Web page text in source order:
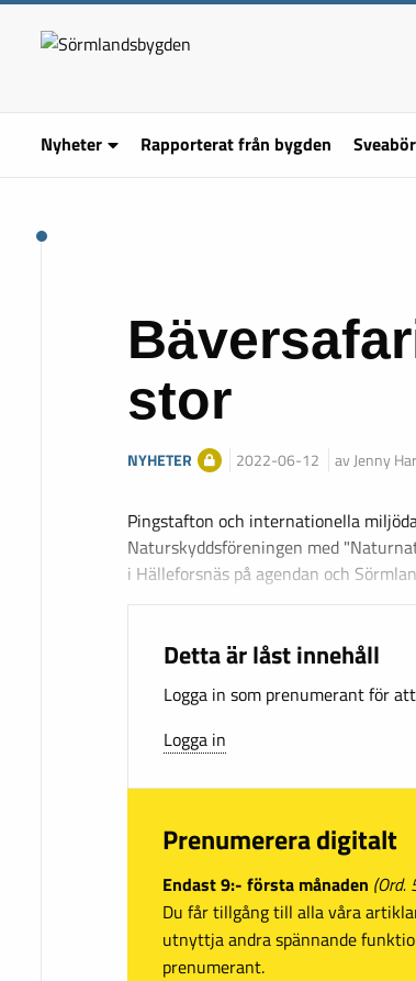
Nyheter Rapporterat från bygden
stor
NYHETER 2022-06-12 av Jenny
Pingstafton och internationella
Naturskyddsföreningen med
i Hälleforsnäs på agendan och
Detta är låst innehåll
Logga in som prenumerant för
Logga in
Prenumerera digitalt
Endast 9:- första månaden (Ord.
Du får tillgång till alla våra
utnyttja andra spännande
prenumerant.